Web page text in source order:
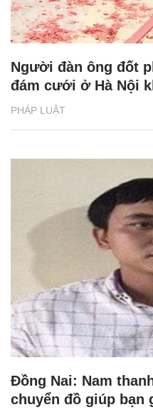
PHÁP LUẬT
Người đàn ông đốt
đám cưới ở Hà Nội
Đồng Nai: Nam
chuyển đồ giúp bạn